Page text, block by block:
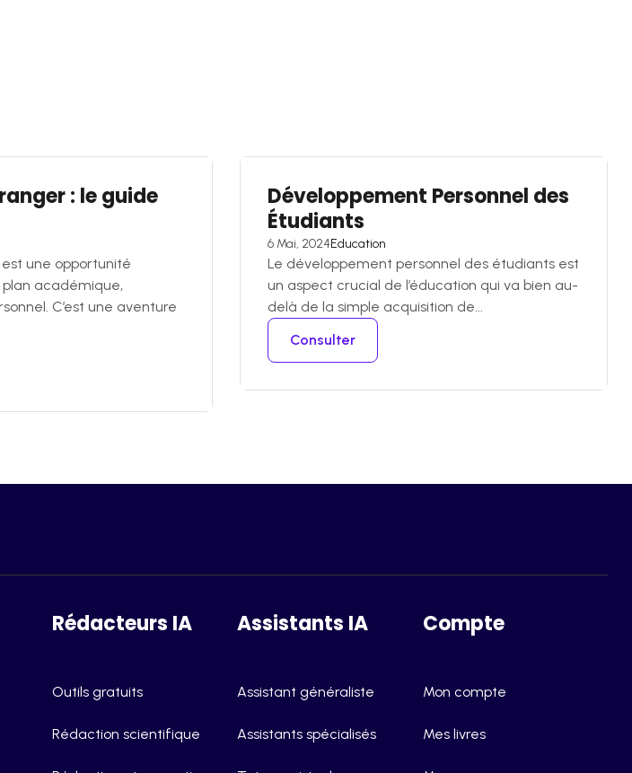
: le guide
une opportunité
académique,
C’est une aventure
Développement Personnel des
Étudiants
6 Mai, 2024Education
Le développement personnel des étudiants est
un aspect crucial de l’éducation qui va bien au-
delà de la simple acquisition de...
Consulter
Rédacteurs IA
Outils gratuits
Rédaction scientifique
Assistants IA
Assistant généraliste
Assistants spécialisés
Compte
Mon compte
Mes livres